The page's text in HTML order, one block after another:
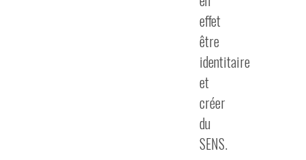
effet
être
identitaire
et
créer
du
SENS.